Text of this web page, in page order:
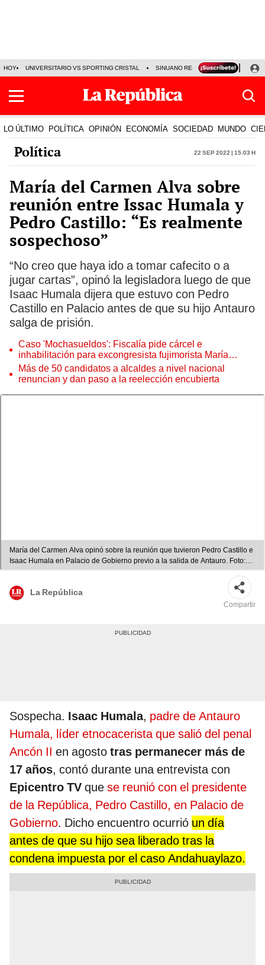
HOY UNIVERSITARIO VS SPORTING CRISTAL SINUANO RESULTADOS HOY
LO ÚLTIMO POLÍTICA OPINIÓN ECONOMÍA SOCIEDAD MUNDO
Política 22 Sep 2022 | 15:03 h
María del Carmen Alva sobre
reunión entre Issac Humala y
Pedro Castillo: “Es realmente
sospechoso”
“No creo que haya ido a tomar cafecito o a
jugar cartas”, opinó la legisladora luego de que
Isaac Humala dijera que estuvo con Pedro
Castillo en Palacio antes de que su hijo Antauro
salga de prisión.
Caso 'Mochasueldos': Fiscalía pide cárcel e
inhabilitación para excongresista fujimorista María
Cordero Jon Tay
Más de 50 candidatos a alcaldes a nivel nacional
renuncian y dan paso a la reelección encubierta
María del Carmen Alva opinó sobre la reunión que tuvieron Pedro Castillo e
Isaac Humala en Palacio de Gobierno previo a la salida de Antauro. Foto:
Presidencia/composición LR
La República
Compartir
Sospecha. Isaac Humala, padre de Antauro
Humala, líder etnocacerista que salió del penal
Ancón II en agosto tras permanecer más de
17 años, contó durante una entrevista con
Epicentro TV que se reunió con el presidente
de la República, Pedro Castillo, en Palacio de
Gobierno. Dicho encuentro ocurrió un día
antes de que su hijo sea liberado tras la
condena impuesta por el caso Andahuaylazo.